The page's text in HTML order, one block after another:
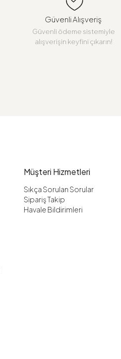
Güvenli Alışveriş
Güvenli ödeme sistemiyle
alışverişin keyfini çıkarın!
Müşteri Hizmetleri
Sıkça Sorulan Sorular
Sipariş Takip
Havale Bildirimleri